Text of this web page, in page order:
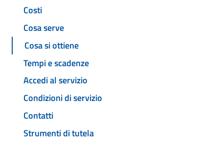
Costi
Cosa serve
Cosa si ottiene
Tempi e scadenze
Accedi al servizio
Condizioni di servizio
Contatti
Strumenti di tutela